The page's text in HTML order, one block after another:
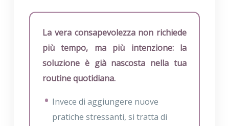
La vera consapevolezza non richiede
più tempo, ma più intenzione: la
soluzione è già nascosta nella tua
routine quotidiana.
Invece di aggiungere nuove
pratiche stressanti, si tratta di